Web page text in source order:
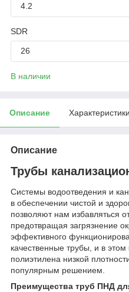
4.2
SDR
26
В наличии
Описание Характеристики
Описание
Трубы
Системы водоотведения и
в обеспечении чистой и
позволяют нам избавляться
предотвращая загрязнение
эффективного
качественные трубы, и в этом
полиэтилена низкой
популярным решением.
Преимущества труб ПНД